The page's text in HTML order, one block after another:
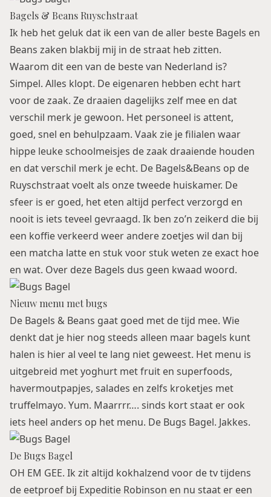
Bagels & Beans Ruyschstraat
Ik heb het geluk dat ik een van de aller beste Bagels en
Beans zaken blakbij mij in de straat heb zitten.
Waarom dit een van de beste van Nederland is?
Simpel. Alles klopt. De eigenaren hebben echt hart
voor de zaak. Ze draaien dagelijks zelf mee en dat
verschil merk je gewoon. Het personeel is attent,
goed, snel en behulpzaam. Vaak zie je filialen waar
hippe leuke schoolmeisjes de zaak draaiende houden
en dat verschil merk je echt. De Bagels&Beans op de
Ruyschstraat voelt als onze tweede huiskamer. De
sfeer is er goed, het eten altijd perfect verzorgd en
nooit is iets teveel gevraagd. Ik ben zo’n zeikerd die bij
een koffie verkeerd weer andere zoetjes wil dan bij
een matcha latte en stuk voor stuk weten ze exact hoe
en wat. Over deze Bagels dus geen kwaad woord.
Nieuw menu met bugs
De Bagels & Beans gaat goed met de tijd mee. Wie
denkt dat je hier nog steeds alleen maar bagels kunt
halen is hier al veel te lang niet geweest. Het menu is
uitgebreid met yoghurt met fruit en superfoods,
havermoutpapjes, salades en zelfs kroketjes met
truffelmayo. Yum. Maarrrr…. sinds kort staat er ook
iets heel anders op het menu. De Bugs Bagel. Jakkes.
De Bugs Bagel
OH EM GEE. Ik zit altijd kokhalzend voor de tv tijdens
de eetproef bij Expeditie Robinson en nu staat er een